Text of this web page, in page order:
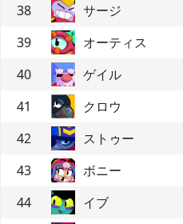
38
サージ
39
オーティス
40
ゲイル
41
クロウ
42
ストゥー
43
ボニー
44
イブ